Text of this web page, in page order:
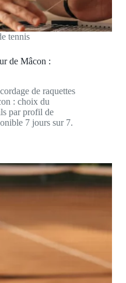
tennis
de Mâcon :
de raquettes
: choix du
par profil de
7 jours sur 7.